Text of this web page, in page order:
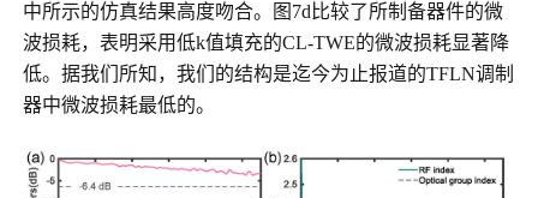
中所示的仿真结果高度吻合。图7d比较了所制备器件的微
波损耗，表明采用低k值填充的CL-TWE的微波损耗显著降
低。据我们所知，我们的结构是迄今为止报道的TFLN调制
器中微波损耗最低的。